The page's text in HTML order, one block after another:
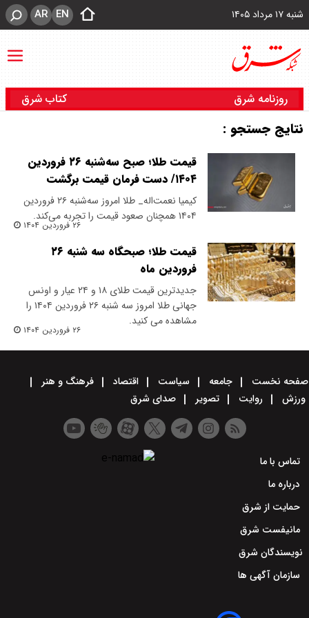
شنبه ۱۷ مرداد ۱۴۰۵ EN
AR
روزنامه شرق کتاب شرق
نتایج جستجو :
قیمت طلا؛ صبح سه‌شنبه ۲۶ فروردین
۱۴۰۴/ دست فرمان قیمت برگشت
کیمیا نعمت‌اله_ طلا امروز سه‌شنبه ۲۶ فروردین
۱۴۰۴ همچنان صعود قیمت را تجربه می‌کند.
۲۶ فروردین ۱۴۰۴
قیمت طلا؛ صبحگاه سه شنبه ۲۶
فروردین ماه
جدیدترین قیمت طلای ۱۸ و ۲۴ عیار و اونس
جهانی طلا امروز سه شنبه ۲۶ فروردین ۱۴۰۴ را
مشاهده می کنید.
۲۶ فروردین ۱۴۰۴
صفحه نخست جامعه سیاست اقتصاد
فرهنگ و هنر
ورزش
روایت تصویر صدای شرق
تماس با ما
درباره ما
حمایت از شرق
مانیفست شرق
نویسندگان شرق
سازمان آگهی ها